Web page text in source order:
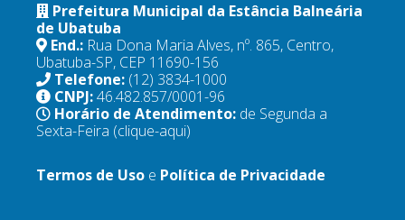
Prefeitura Municipal da Estância Balneária
de Ubatuba
End.: Rua Dona Maria Alves, nº. 865, Centro,
Ubatuba-SP, CEP 11690-156
Telefone: (12) 3834-1000
CNPJ:46.482.857/0001-96
Horário de Atendimento: de Segunda a
Sexta-Feira (clique-aqui)
Termos de Uso e Política de Privacidade